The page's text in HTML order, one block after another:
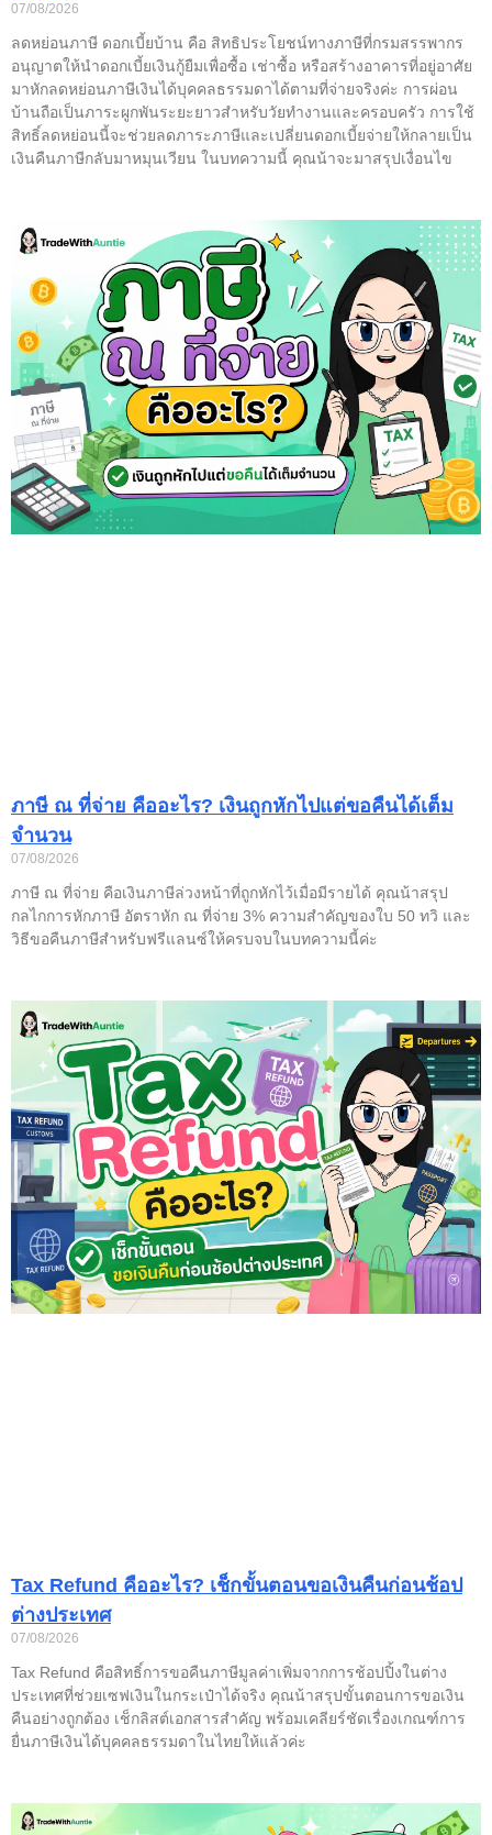
07/08/2026
ลดหย่อนภาษี ดอกเบี้ยบ้าน คือ สิทธิประโยชน์ทางภาษีที่กรมสรรพากร
อนุญาตให้นำดอกเบี้ยเงินกู้ยืมเพื่อซื้อ เช่าซื้อ หรือสร้างอาคารที่อยู่อาศัย
มาหักลดหย่อนภาษีเงินได้บุคคลธรรมดาได้ตามที่จ่ายจริงค่ะ การผ่อน
บ้านถือเป็นภาระผูกพันระยะยาวสำหรับวัยทำงานและครอบครัว การใช้
สิทธิ์ลดหย่อนนี้จะช่วยลดภาระภาษีและเปลี่ยนดอกเบี้ยจ่ายให้กลายเป็น
เงินคืนภาษีกลับมาหมุนเวียน ในบทความนี้ คุณน้าจะมาสรุปเงื่อนไข
ภาษี ณ ที่จ่าย คืออะไร? เงินถูกหักไปแต่ขอคืนได้เต็ม
จำนวน
07/08/2026
ภาษี ณ ที่จ่าย คือเงินภาษีล่วงหน้าที่ถูกหักไว้เมื่อมีรายได้ คุณน้าสรุป
กลไกการหักภาษี อัตราหัก ณ ที่จ่าย 3% ความสำคัญของใบ 50 ทวิ และ
วิธีขอคืนภาษีสำหรับฟรีแลนซ์ให้ครบจบในบทความนี้ค่ะ
Tax Refund คืออะไร? เช็กขั้นตอนขอเงินคืนก่อนช้อป
ต่างประเทศ
07/08/2026
Tax Refund คือสิทธิ์การขอคืนภาษีมูลค่าเพิ่มจากการช้อปปิ้งในต่าง
ประเทศที่ช่วยเซฟเงินในกระเป๋าได้จริง คุณน้าสรุปขั้นตอนการขอเงิน
คืนอย่างถูกต้อง เช็กลิสต์เอกสารสำคัญ พร้อมเคลียร์ชัดเรื่องเกณฑ์การ
ยื่นภาษีเงินได้บุคคลธรรมดาในไทยให้แล้วค่ะ